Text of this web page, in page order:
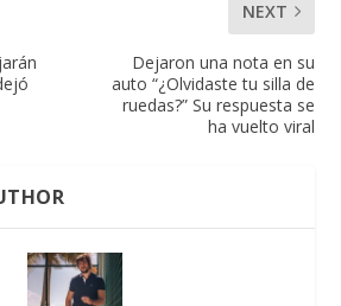
NEXT
Dejaron una nota en su
auto “¿Olvidaste tu silla de
ruedas?” Su respuesta se
ha vuelto viral